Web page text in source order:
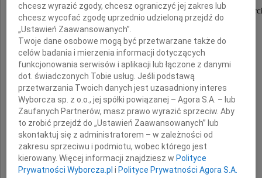
Wyrazy szczerego współczucia z powodu śmierci
Mamy
Pani dr hab. n. med.
Annie Wnuk-Wojnar
Panu prof. dr hab. n. med.
chcesz wyrazić zgody, chcesz ograniczyć jej zakres lub
chcesz wycofać zgodę uprzednio udzieloną przejdź do
„Ustawień Zaawansowanych”.
Twoje dane osobowe mogą być przetwarzane także do
celów badania i mierzenia informacji dotyczących
funkcjonowania serwisów i aplikacji lub łączone z danymi
dot. świadczonych Tobie usług. Jeśli podstawą
przetwarzania Twoich danych jest uzasadniony interes
Wyborcza sp. z o.o., jej spółki powiązanej – Agora S.A. – lub
Zaufanych Partnerów, masz prawo wyrazić sprzeciw. Aby
to zrobić przejdź do „Ustawień Zaawansowanych” lub
skontaktuj się z administratorem – w zależności od
zakresu sprzeciwu i podmiotu, wobec którego jest
kierowany. Więcej informacji znajdziesz w Polityce
Prywatności Wyborcza.pl i Polityce Prywatności Agora S.A.